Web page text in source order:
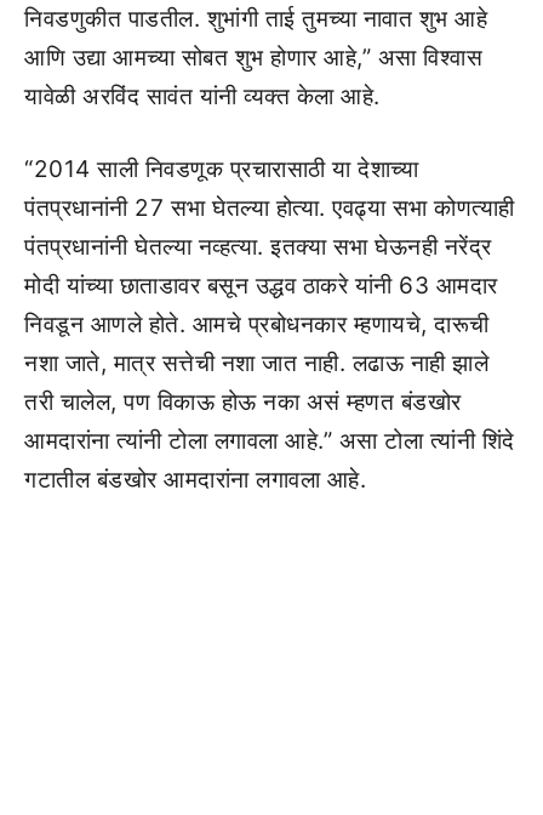
निवडणुकीत पाडतील. शुभांगी ताई तुमच्या नावात शुभ आहे
आणि उद्या आमच्या सोबत शुभ होणार आहे,” असा विश्वास
यावेळी अरविंद सावंत यांनी व्यक्त केला आहे.
“2014 साली निवडणूक प्रचारासाठी या देशाच्या
पंतप्रधानांनी 27 सभा घेतल्या होत्या. एवढ्या सभा कोणत्याही
पंतप्रधानांनी घेतल्या नव्हत्या. इतक्या सभा घेऊनही नरेंद्र
मोदी यांच्या छाताडावर बसून उद्धव ठाकरे यांनी 63 आमदार
निवडून आणले होते. आमचे प्रबोधनकार म्हणायचे, दारूची
नशा जाते, मात्र सत्तेची नशा जात नाही. लढाऊ नाही झाले
तरी चालेल, पण विकाऊ होऊ नका असं म्हणत बंडखोर
आमदारांना त्यांनी टोला लगावला आहे.” असा टोला त्यांनी शिंदे
गटातील बंडखोर आमदारांना लगावला आहे.